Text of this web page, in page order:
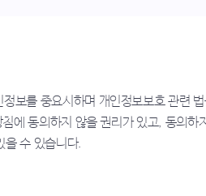
생존자 역량강화
여성·인권·국제연대
함께 고민하기
상담 통계
보를 중요시하며 개인정보보호 관련
에 동의하지 않을 권리가 있고, 동의
을 수 있습니다.